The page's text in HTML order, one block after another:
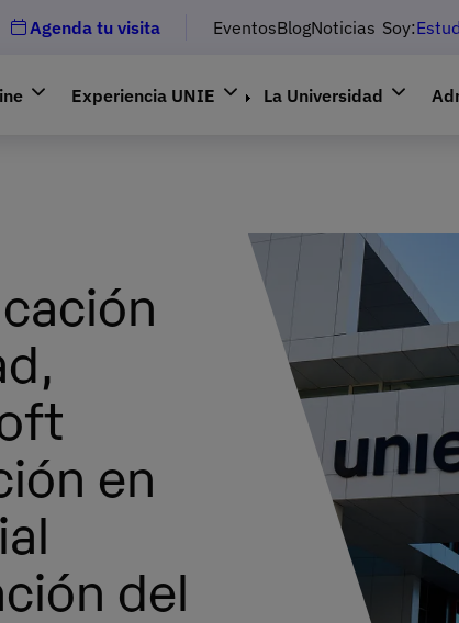
Agenda tu visita EventosBlogNoticias Soy:
Experiencia UNIE La Universidad
en
del